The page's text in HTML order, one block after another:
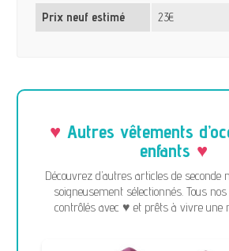
Prix neuf estimé 23€
Autres vêtements
enfants
Découvrez d’autres articles de
soigneusement sélectionnés. Tous
contrôlés avec ♥ et prêts à vivre une